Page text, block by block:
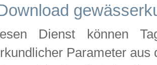
Dienst können
Parameter aus